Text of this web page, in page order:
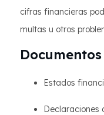
cifras financieras
multas u otros
Estados
Declaraciones